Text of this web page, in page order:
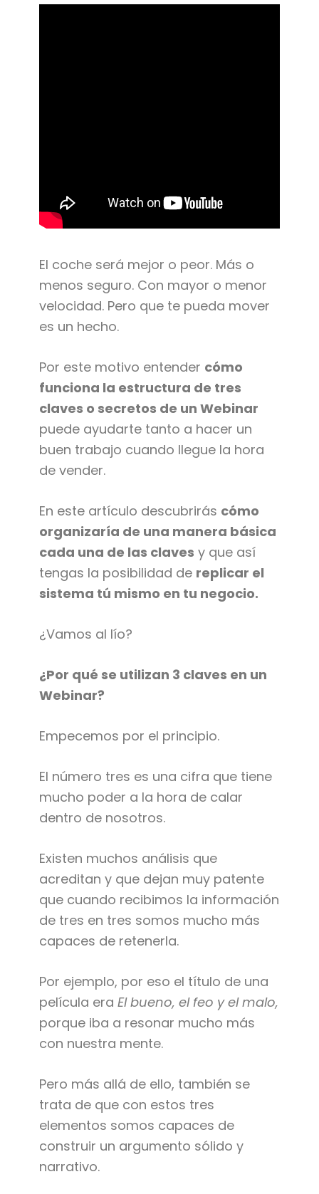
El coche será mejor o peor. Más o
menos seguro. Con mayor o menor
velocidad. Pero que te pueda mover
es un hecho.
Por este motivo entender cómo
funciona la estructura de tres
claves o secretos de un Webinar
puede ayudarte tanto a hacer un
buen trabajo cuando llegue la hora
de vender.
En este artículo descubrirás cómo
organizaría de una manera básica
cada una de las claves y que así
tengas la posibilidad de replicar el
sistema tú mismo en tu negocio.
¿Vamos al lío?
¿Por qué se utilizan 3 claves en un
Webinar?
Empecemos por el principio.
El número tres es una cifra que tiene
mucho poder a la hora de calar
dentro de nosotros.
Existen muchos análisis que
acreditan y que dejan muy patente
que cuando recibimos la información
de tres en tres somos mucho más
capaces de retenerla.
Por ejemplo, por eso el título de una
película era El bueno, el feo y el malo,
porque iba a resonar mucho más
con nuestra mente.
Pero más allá de ello, también se
trata de que con estos tres
elementos somos capaces de
construir un argumento sólido y
narrativo.